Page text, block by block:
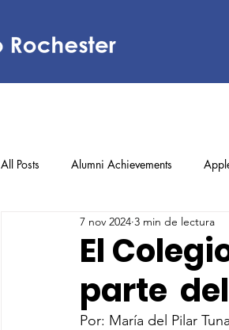
All Posts Alumni Achievements
Lower Elementary Middle School
Upper Elementary
El
parte
7 nov 2024 3 min de lectura
Por: María del Pilar